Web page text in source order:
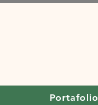
Portafolio